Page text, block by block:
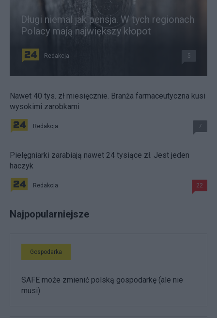
Długi niemal jak pensja. W tych regionach
Polacy mają największy kłopot
Redakcja 5
Nawet 40 tys. zł miesięcznie. Branża farmaceutyczna kusi
wysokimi zarobkami
Redakcja 7
Pielęgniarki zarabiają nawet 24 tysiące zł. Jest jeden
haczyk
Redakcja 22
Najpopularniejsze
Gospodarka
SAFE może zmienić polską gospodarkę (ale nie
musi)